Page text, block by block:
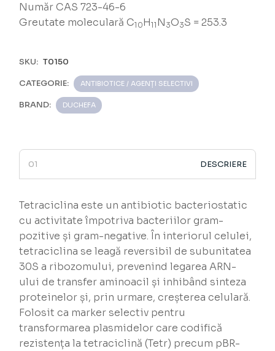
Număr CAS 723-46-6
Greutate moleculară C10H11 N 3O3S = 253.3
SKU: T0150
CATEGORIE: ANTIBIOTICE / AGENȚI SELECTIVI
BRAND: DUCHEFA
DESCRIERE
Tetraciclina este un antibiotic bacteriostatic
cu activitate împotriva bacteriilor gram-
pozitive și gram-negative. În interiorul celulei,
tetraciclina se leagă reversibil de subunitatea
30S a ribozomului, prevenind legarea ARN-
ului de transfer aminoacil și inhibând sinteza
proteinelor și, prin urmare, creșterea celulară.
Folosit ca marker selectiv pentru
transformarea plasmidelor care codifică
rezistența la tetraciclină (Tetr) precum pBR-